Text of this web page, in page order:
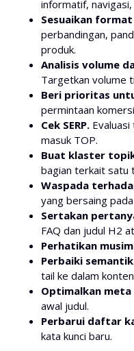
informatif,
Sesuaikan
perbandingan,
produk.
Analisis volume
Targetkan volume
Beri prioritas
permintaan
Cek SERP.
masuk TOP.
Buat klaster
bagian terkait satu
Waspada
yang bersaing
Sertakan
FAQ dan judul H2
Perhatikan
Perbaiki
tail ke dalam
Optimalkan
awal judul.
Perbarui daftar
kata kunci baru.